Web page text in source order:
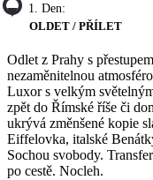
1. Den:
OLDET / PŘÍLET
Odlet z Prahy s
nezaměnitelnou
Luxor s velkým
zpět do Římské říše či
ukrývá změnšené kopie
Eiffelovka, italské
Sochou svobody.
po cestě. Nocleh.